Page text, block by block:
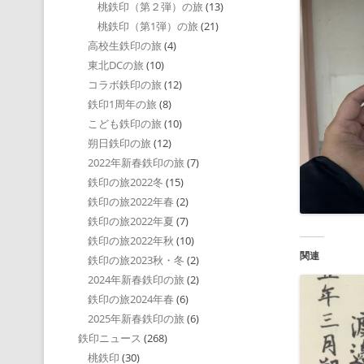
関連
桃鉄印（第２弾）の旅 (13)
桃鉄印（第1弾）の旅 (21)
高校生鉄印の旅 (4)
東北DCの旅 (10)
コラボ鉄印の旅 (12)
鉄印1周年の旅 (8)
こども鉄印の旅 (10)
朔日鉄印の旅 (12)
2022年新春鉄印の旅 (7)
鉄印の旅2022冬 (15)
鉄印の旅2022年春 (2)
鉄印の旅2022年夏 (7)
鉄印の旅2022年秋 (10)
鉄印の旅2023秋・冬 (2)
2024年新春鉄印の旅 (2)
鉄印の旅2024年春 (6)
2025年新春鉄印の旅 (6)
鉄印ニュース (268)
桃鉄印 (30)